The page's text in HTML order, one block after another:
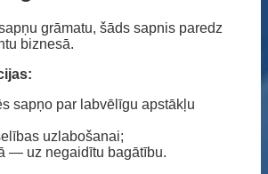
grāmatu, šāds sapnis paredz
biznesā.
sapņo par labvēlīgu apstākļu
uzlabošanai;
— uz negaidītu bagātību.